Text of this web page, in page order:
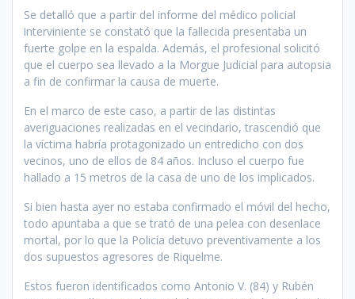
Se detalló que a partir del informe del médico policial
interviniente se constató que la fallecida presentaba un
fuerte golpe en la espalda. Además, el profesional solicitó
que el cuerpo sea llevado a la Morgue Judicial para autopsia
a fin de confirmar la causa de muerte.
En el marco de este caso, a partir de las distintas
averiguaciones realizadas en el vecindario, trascendió que
la víctima habría protagonizado un entredicho con dos
vecinos, uno de ellos de 84 años. Incluso el cuerpo fue
hallado a 15 metros de la casa de uno de los implicados.
Si bien hasta ayer no estaba confirmado el móvil del hecho,
todo apuntaba a que se trató de una pelea con desenlace
mortal, por lo que la Policía detuvo preventivamente a los
dos supuestos agresores de Riquelme.
Estos fueron identificados como Antonio V. (84) y Rubén